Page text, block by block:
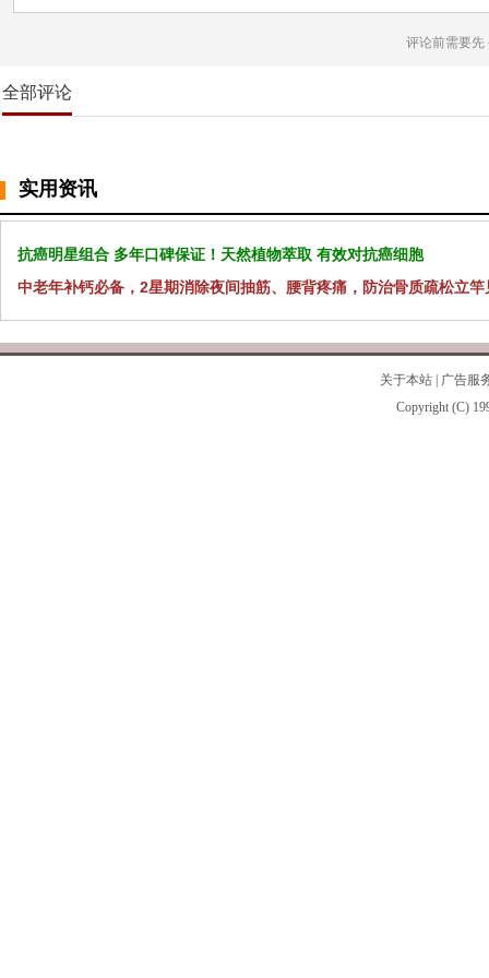
评论前需要先
全部评论
实用资讯
抗癌明星组合 多年口碑保证！天然植物萃取 有效对抗癌细胞
中老年补钙必备，2星期消除夜间抽筋、腰背疼痛，防治骨质疏松立竿
关于本站
广告服
Copyright (C)